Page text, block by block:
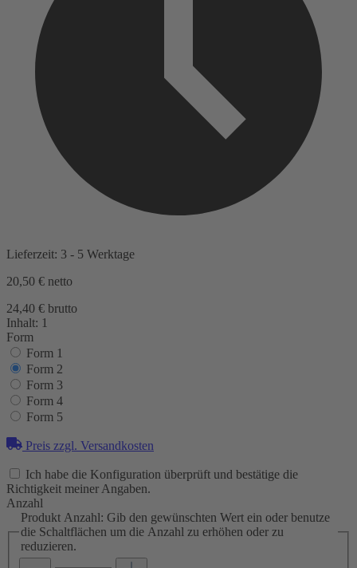
Lieferzeit: 3 - 5 Werktage
20,50 € netto
24,40 € brutto
Inhalt: 1
Form
Form 1
Form 2
Form 3
Form 4
Form 5
Preis zzgl. Versandkosten
Ich habe die Konfiguration überprüft und bestätige die
Richtigkeit meiner Angaben.
Anzahl
Produkt Anzahl: Gib den gewünschten Wert ein oder benutze
die Schaltflächen um die Anzahl zu erhöhen oder zu
reduzieren.